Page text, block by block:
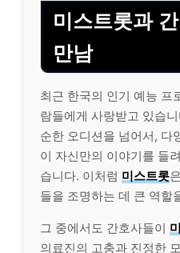
미스트롯과
만남
최근 한국의 인기 예능 프
람들에게 사랑받고 있습
순한 오디션을 넘어서, 다
이 자신만의 이야기를 들
습니다. 이처럼 미스트롯
들을 조명하는 데 큰 역할
그 중에서도 간호사들이
의료진의 고충과 진정한